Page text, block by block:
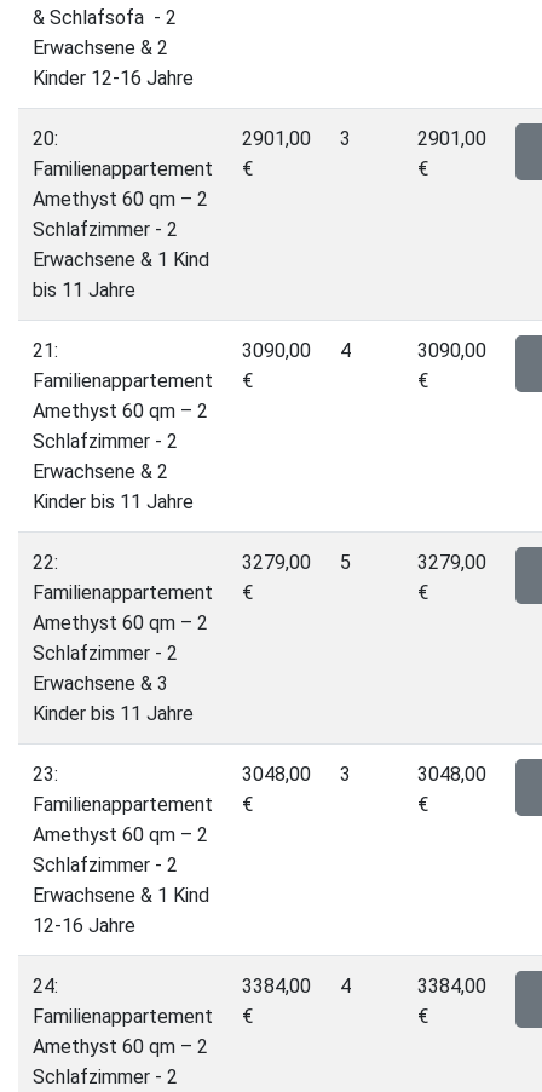
& Schlafsofa - 2
Erwachsene & 2
Kinder 12-16 Jahre
20:
Familienappartement
Amethyst 60 qm – 2
Schlafzimmer - 2
Erwachsene & 1 Kind
bis 11 Jahre
2901,00
€
3
2901,00
€
21:
Familienappartement
Amethyst 60 qm – 2
Schlafzimmer - 2
Erwachsene & 2
Kinder bis 11 Jahre
3090,00
€
4
3090,00
€
22:
Familienappartement
Amethyst 60 qm – 2
Schlafzimmer - 2
Erwachsene & 3
Kinder bis 11 Jahre
3279,00
€
5
3279,00
€
23:
Familienappartement
Amethyst 60 qm – 2
Schlafzimmer - 2
Erwachsene & 1 Kind
12-16 Jahre
3048,00
€
3
3048,00
€
24:
Familienappartement
Amethyst 60 qm – 2
Schlafzimmer - 2
3384,00
€
4
3384,00
€